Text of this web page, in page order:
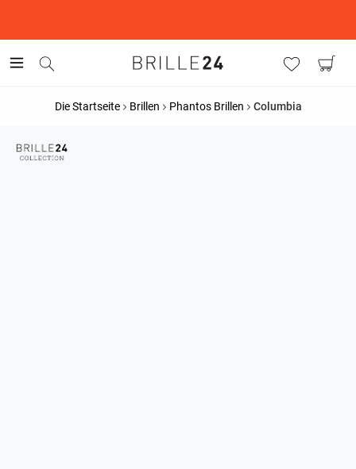
Die Startseite Brillen Phantos Brillen Columbia